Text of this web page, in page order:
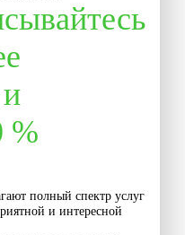
%
полный спектр услуг
и интересной